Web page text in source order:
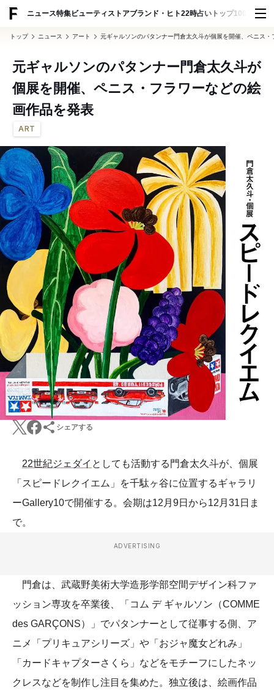
ニュース特集ビューティ ストアブランド・ヒト22時占い トップ100 スナッ
トップ ニュース アート 元ギャルソンのパタンナー門倉太久斗が個展を開催、ペニス
元ギャルソンのパタンナー門倉太久斗が
個展を開催、ペニス・フラワーなどの絵
画作品を発表
ART
シェアする
22世紀ジェダイ としても活動する門倉太久斗が、個展
「スピードレクイエム」を千駄ヶ谷に位置するギャラリ
ーGallery10で開催する。会期は12月9日から12月31日ま
で。
ADVERTISING
門倉は、武蔵野美術大学造形学部空間デザイン科ファ
ッション専攻を卒業後、「コム デ ギャルソン（COMME
des GARÇONS）」でパタンナーとして従事する側、ア
ニメ「プリキュアシリーズ」や「おジャ魔女どれみ」
「カードキャプターさくら」などをモチーフにしたネッ
クレスなどを制作し注目を集めた。独立後は、絵画作品